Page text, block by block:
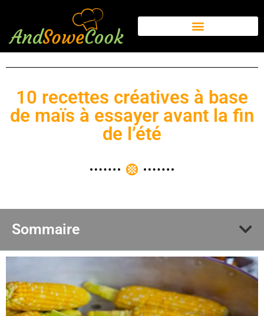
10 recettes créatives à base
de maïs à essayer avant la fin
de l’été
Sommaire